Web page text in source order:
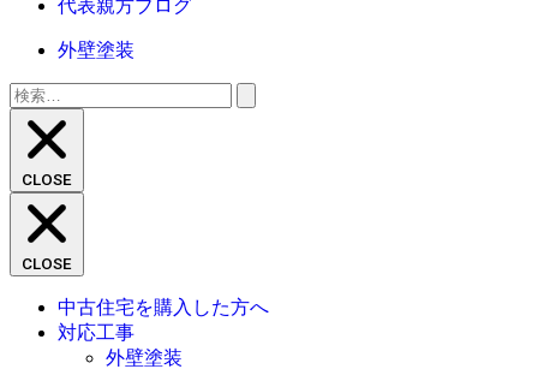
代表親方ブログ
外壁塗装
検
索:
CLOSE
CLOSE
中古住宅を購入した方へ
対応工事
外壁塗装